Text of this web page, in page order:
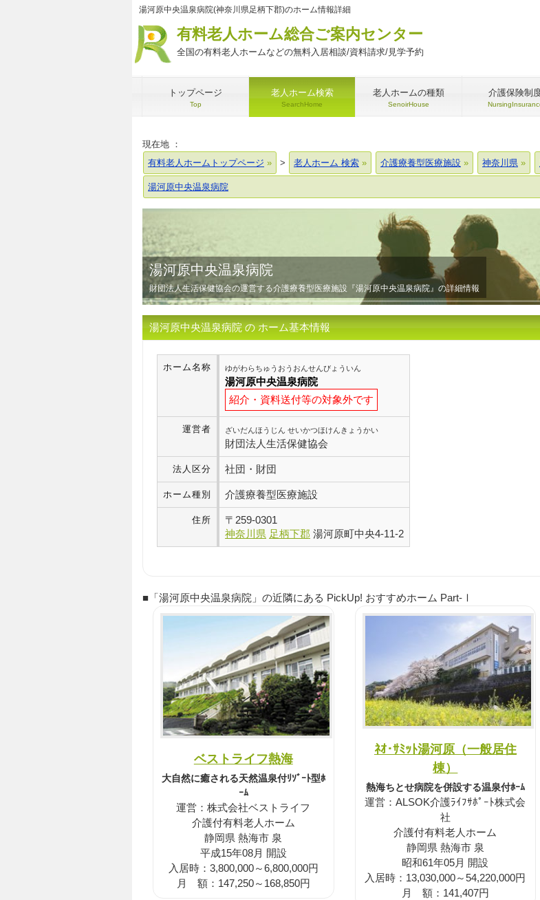
湯河原中央温泉病院(神奈川県足柄下郡)のホーム情報詳細
有料老人ホーム総合ご案内センター
全国の有料老人ホームなどの無料入居相談/資料請求/見学予約
トップページ
Top
老人ホーム検索
SearchHome
老人ホームの種類
SenoirHouse
介護保険制
現在地 ：
有料老人ホームトップページ
> 老人ホーム 検索 介護療養型医療施設 神奈川県
湯河原中央温泉病院
湯河原中央温泉病院
財団法人生活保健協会の運営する介護療養型医療施設『湯河原中央温泉病院』の詳細情報
湯河原中央温泉病院 の ホーム基本情報
ホーム名称 ゆがわらちゅうおうおんせんびょういん
湯河原中央温泉病院
紹介・資料送付等の対象外です
運営者 ざいだんほうじん せいかつほけんきょうかい
財団法人生活保健協会
法人区分 社団・財団
ホーム種別 介護療養型医療施設
住所 〒 259-0301
神奈川県 足柄下郡 湯河原町中央4-11-2
■「湯河原中央温泉病院」の近隣にある PickUp! おすすめホーム Part-Ⅰ
ベストライフ熱海
大自然に癒される天然温泉付ﾘｿﾞｰﾄ型ﾎ
ｰﾑ
運営：株式会社ベストライフ
介護付有料老人ホーム
静岡県 熱海市 泉
平成15年08月 開設
入居時：3,800,000～6,800,000円
月 額：147,250～168,850円
ﾈｵ･ｻﾐｯﾄ湯河原（一般居住
棟）
熱海ちとせ病院を併設する温泉付ﾎｰﾑ
運営：ALSOK介護ﾗｲﾌｻﾎﾟｰﾄ株式会
社
介護付有料老人ホーム
静岡県 熱海市 泉
昭和61年05月 開設
入居時：13,030,000～54,220,000円
月 額：141,407円